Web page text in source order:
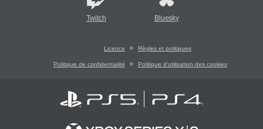
Twitch Bluesky
Licence Règles et politiques
Politique de confidentialité Politique d'utilisation des cookies